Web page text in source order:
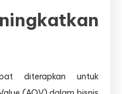
diterapkan untuk